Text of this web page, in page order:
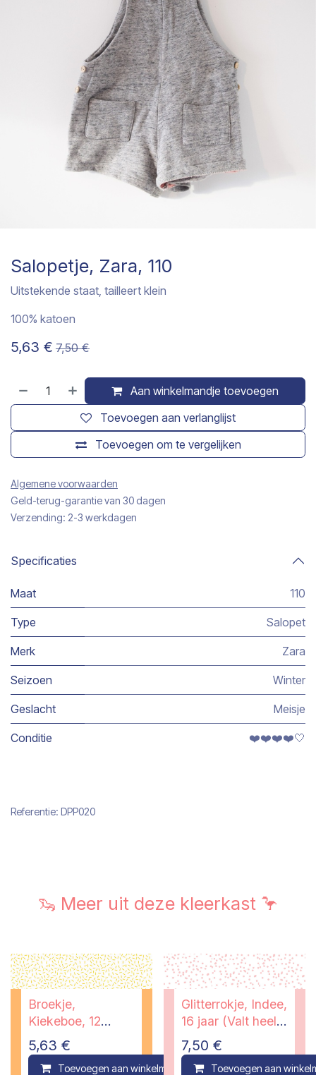
Salopetje, Zara, 110
Uitstekende staat, tailleert klein
100% katoen
5,63 € 7,50€
Aan winkelmandje toevoegen
Toevoegen om te vergelijken
Toevoegen aan verlanglijst
Algemene voorwaarden
Geld-terug-garantie van 30 dagen
Verzending: 2-3 werkdagen
Specificaties
Maat 110
Type Salopet
Merk Zara
Seizoen Winter
Geslacht Meisje
Conditie ❤️❤️❤️❤️🤍
Referentie: DPP020
🦦 Meer uit deze kleerkast 🦩
Broekje,
Kiekeboe, 12
maanden
5,63 €
Toevoegen aan winkelmandje Compare
Glitterrokje, Indee,
16 jaar (Valt heel
smal, eerder als
152)
7,50 €
Toevoegen aan